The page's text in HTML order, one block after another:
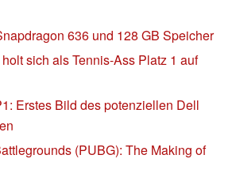
636 und 128 GB Speicher
sich als Tennis-Ass Platz 1 auf
Erstes Bild des potenziellen Dell
(PUBG): The Making of